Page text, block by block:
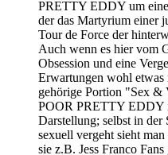
PRETTY EDDY um
der das Martyrium einer
Tour de Force der
Auch wenn es hier vom
Obsession und eine
Erwartungen wohl etwas
gehörige Portion "Sex &
POOR PRETTY EDDY
Darstellung; selbst in
sexuell vergeht sieht
sie z.B. Jess Franco